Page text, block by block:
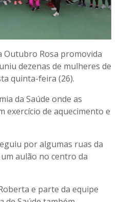
Outubro Rosa promovida
dezenas de mulheres de
quinta-feira (26).
da Saúde onde as
exercício de aquecimento e
por algumas ruas da
aulão no centro da
e parte da equipe